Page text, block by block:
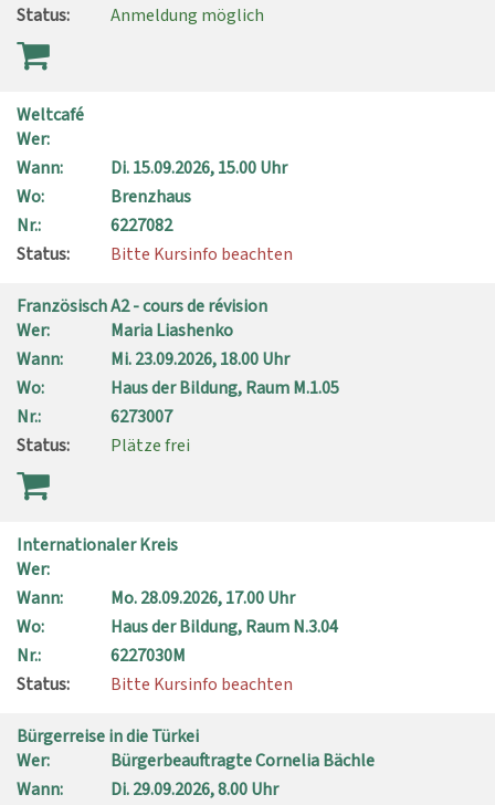
Status:
Anmeldung möglich
Weltcafé
Wer:
Wann:
Di.15.09.2026, 15.00 Uhr
Wo:
Brenzhaus
Nr.:
6227082
Status:
Bitte Kursinfo beachten
Französisch A2 - cours de révision
Wer:
Maria Liashenko
Wann:
Mi.23.09.2026, 18.00 Uhr
Wo:
Haus der Bildung, Raum M.1.05
Nr.:
6273007
Status:
Plätze frei
Internationaler Kreis
Wer:
Wann:
Mo.28.09.2026, 17.00 Uhr
Wo:
Haus der Bildung, Raum N.3.04
Nr.:
6227030M
Status:
Bitte Kursinfo beachten
Bürgerreise in die Türkei
Wer:
Bürgerbeauftragte Cornelia Bächle
Wann:
Di.29.09.2026, 8.00 Uhr